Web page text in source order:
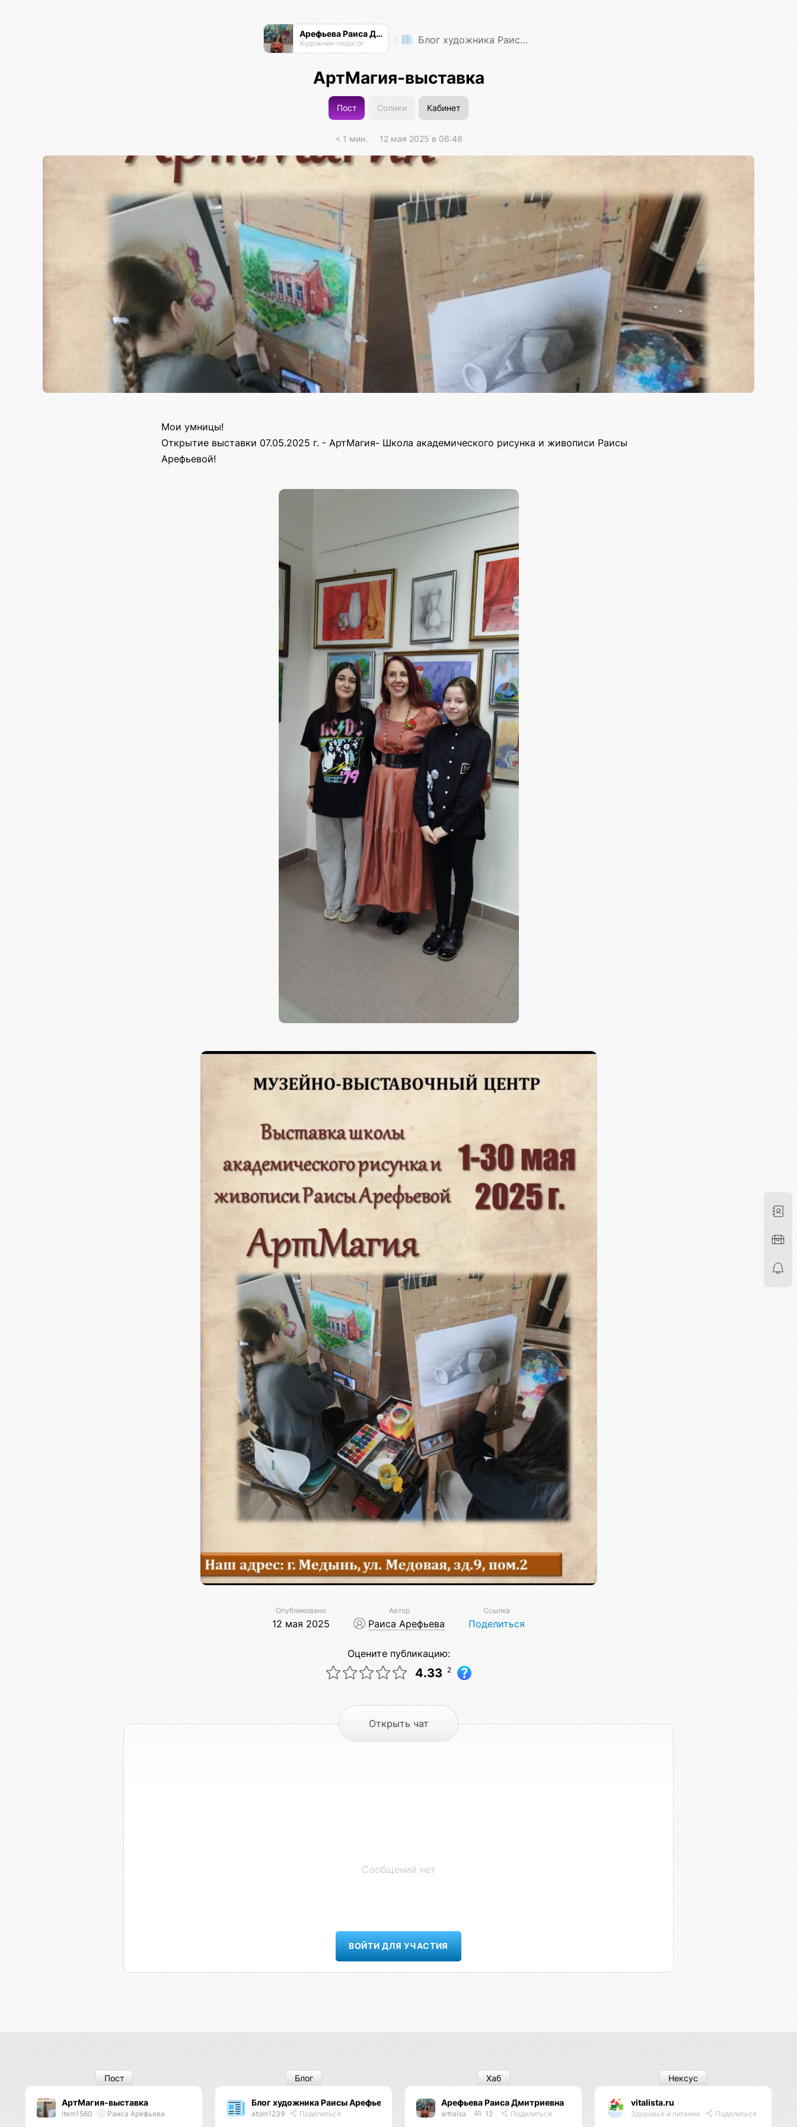
Арефьева Раиса Дмитриевна
Художник-педагог Блог художника Раисы Арефьевой
АртМагия-выставка
Пост Солики Кабинет
< 1 мин. 12 мая 2025 в 06:48
Мои умницы!
Открытие выставки 07.05.2025 г. - АртМагия- Школа академического рисунка и живописи Раисы
Арефьевой!
Опубликовано
12 мая 2025
Автор
Раиса Арефьева
Ссылка
Поделиться
Оцените публикацию:
4.33 2
Открыть чат
Сообщений нет
ВОЙТИ ДЛЯ УЧАСТИЯ
АртМагия-выставка
item1560 Раиса Арефьева
Пост
Блог художника Раисы Арефьевой
atom1239 Поделиться
Блог
Арефьева Раиса Дмитриевна
artraisa 12 Поделиться
Хаб
vitalista.ru
Здоровье и питание Поделиться
Нексус